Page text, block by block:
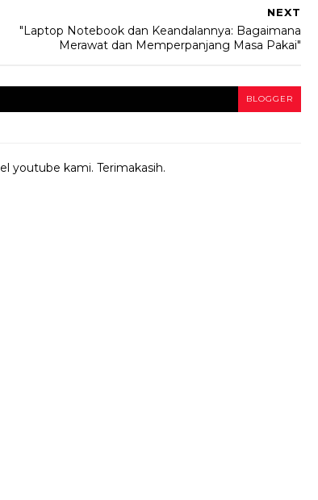
NEXT
"Laptop Notebook dan Keandalannya: Bagaimana
Merawat dan Memperpanjang Masa Pakai"
BLOGGER
youtube kami. Terimakasih.